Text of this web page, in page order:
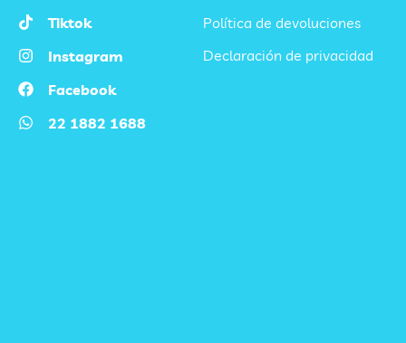
Tiktok
Instagram
Facebook
22 1882 1688
Política de devoluciones
Declaración de privacidad